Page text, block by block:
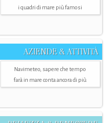
i quadri di mare più famosi
AZIENDE & ATTIVITÀ
Navimeteo, sapere che tempo
farà in mare conta ancora di più